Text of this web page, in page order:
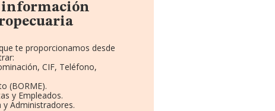
información
te proporcionamos desde
CIF, Teléfono,
(BORME).
y Empleados.
Administradores.